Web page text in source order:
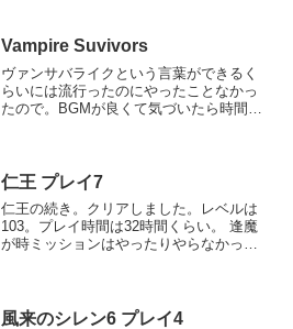
トヒル2もそうでしたが、...
Vampire Suvivors
ヴァンサバライクという言葉ができるく
らいには流行ったのにやったことなかっ
たので。BGMが良くて気づいたら時間が
すが、30分終わった後...
仁王 プレイ7
仁王の続き。クリアしました。レベルは
103。プレイ時間は32時間くらい。 逢魔
が時ミッションはやったりやらなかった
いところですが、...
風来のシレン6 プレイ4